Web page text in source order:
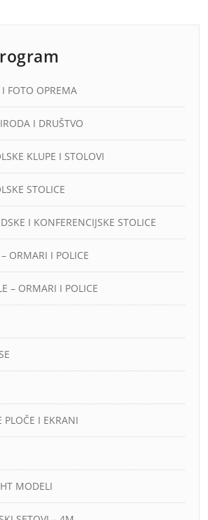
FOTO OPREMA
I DRUŠTVO
KLUPE I STOLOVI
STOLICE
I KONFERENCIJSKE STOLICE
ORMARI I POLICE
– ORMARI I POLICE
PLOČE I EKRANI
MODELI